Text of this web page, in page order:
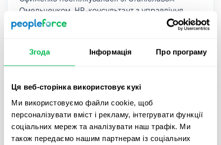
Згода Інформація Про програму
Ця веб-сторінка використовує кукі
Ми використовуємо файли cookie, щоб
персоналізувати вміст і рекламу, інтегрувати функції
соціальних мереж та аналізувати наш трафік. Ми
також передаємо нашим партнерам із соціальних
Омельченком, HR-консультант з управління
талантами та корпоративною культурою.